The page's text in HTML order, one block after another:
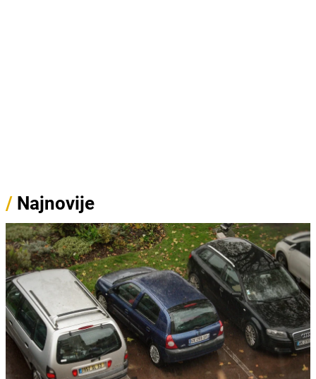
/ Najnovije